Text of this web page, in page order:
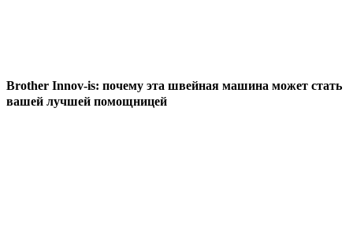
Brother Innov-is: почему эта швейная машина может стать
вашей лучшей помощницей